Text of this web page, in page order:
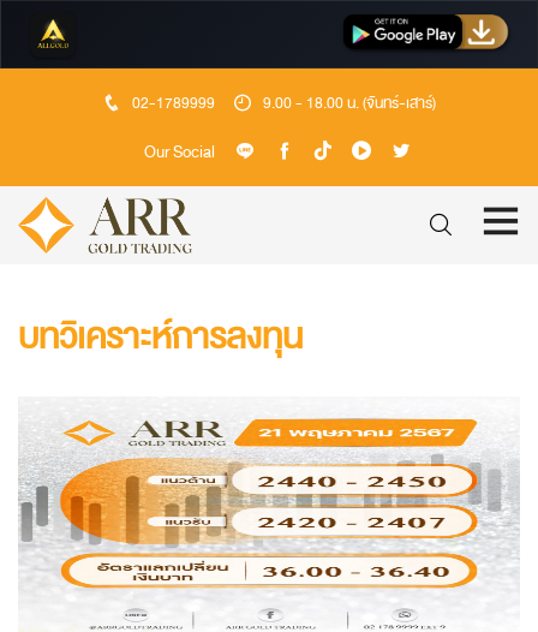
02-1789999 9.00 - 18.00 น. (จันทร์-เสาร์)
Our Social
บทวิเคราะห์การลงทุน